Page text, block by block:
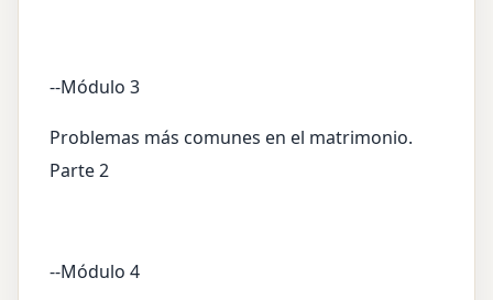
--Módulo 3
Problemas más comunes en el matrimonio.
Parte 2
--Módulo 4